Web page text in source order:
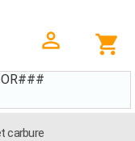
carbure